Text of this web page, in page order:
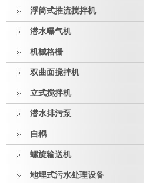
浮筒式推流搅拌机
潜水曝气机
机械格栅
双曲面搅拌机
立式搅拌机
潜水排污泵
自耦
螺旋输送机
地埋式污水处理设备